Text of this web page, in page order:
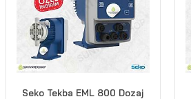
Seko Tekba EML 800 Dozaj